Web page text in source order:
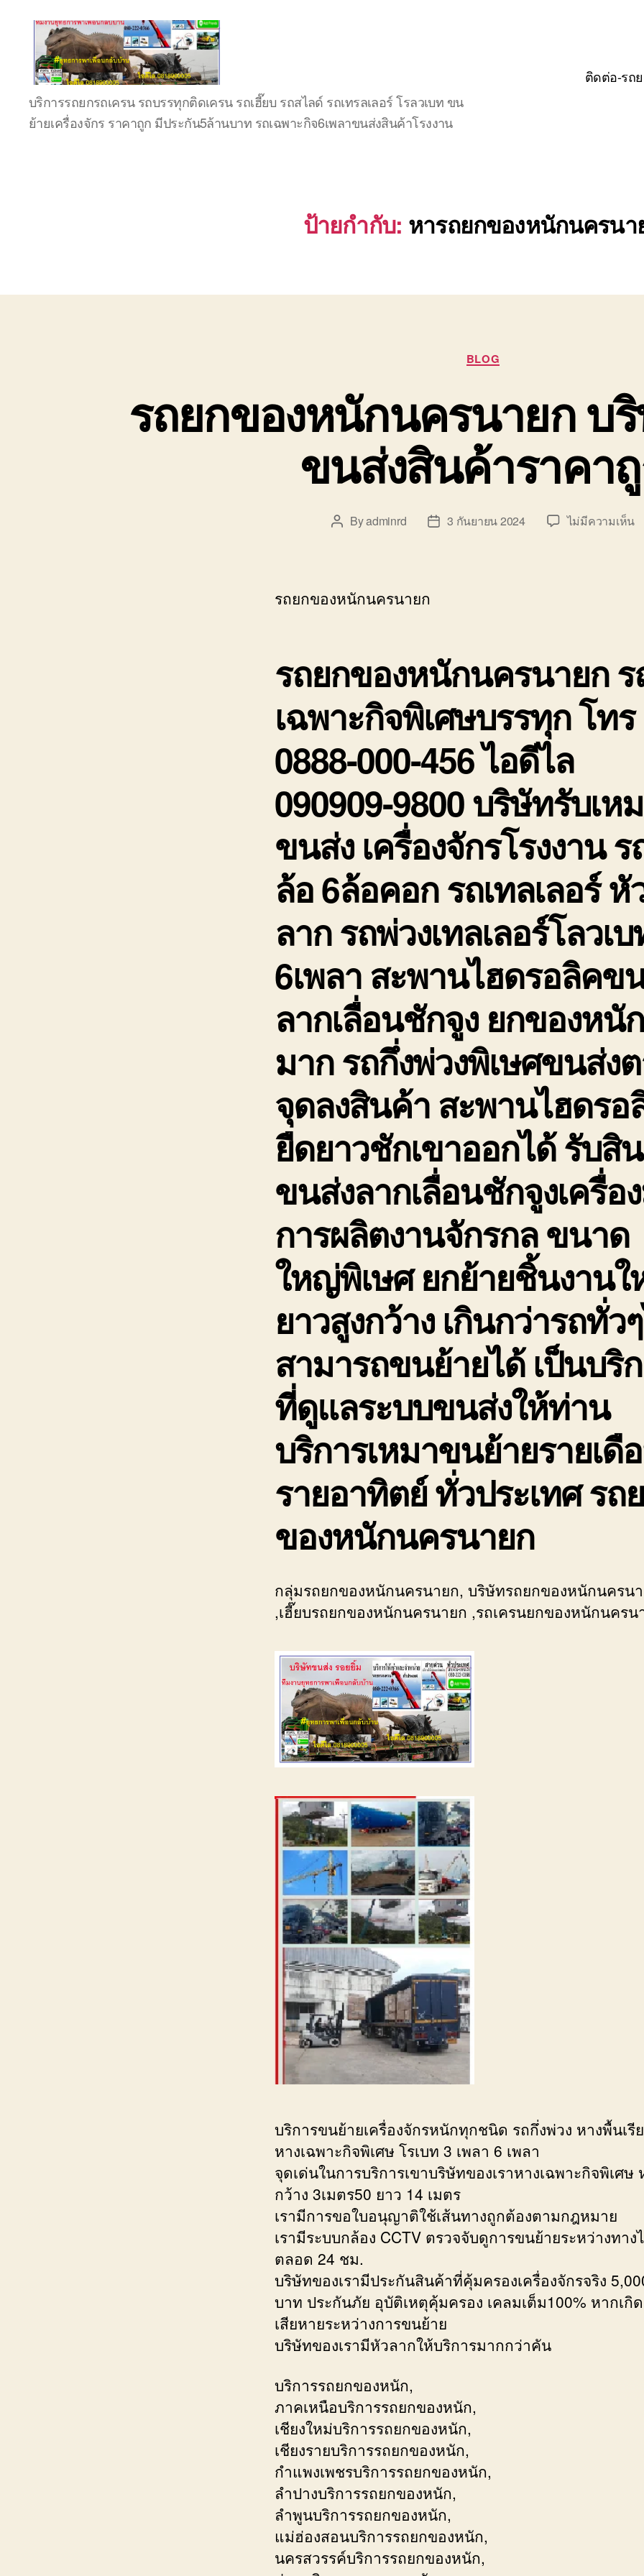
บริษัท
รถ
บรรทุก
รับจ้าง
บริการรถยกรถเครน รถบรรทุกติดเครน รถเฮี๊ยบ รถสไลด์ รถเทรลเลอร์ โรลวเบท ขน
ย้ายเครื่องจักร ราคาถูก มีประกัน5ล้านบาท รถเฉพาะกิจ6เพลาขนส่งสินค้าโรงงาน
ติดต่อ-รถ
ป้ายกำกับ: หารถยกของหนักนครนา
Categories
BLOG
รถยกของหนักนครนายก บ
ขนส่งสินค้าราคา
PostByadminrd
Post3 กันยายน 2024 ไม่มีความเห็น
ข
ร
รถยกของหนักนครนายก
รถยกของหนักนครนายก ร
เฉพาะกิจพิเศษบรรทุก โทร
0888-000-456 ไอดีไล
090909-9800 บริษัทรับเห
ขนส่ง เครื่องจักรโรงงาน
ล้อ 6ล้อคอก รถเทลเลอร์ หั
ลาก รถพ่วงเทลเลอร์โลวเ
6เพลา สะพานไฮดรอลิคข
ลากเลื่อนชักจูง ยกของหนัก
มาก รถกึ่งพ่วงพิเษศขนส่ง
จุดลงสินค้า สะพานไฮดรอ
ยืดยาวชักเขาออกได้ รับสิ
ขนส่งลากเลื่อนชักจูงเครื่อ
การผลิตงานจักรกล ขนาด
ใหญ่พิเษศ ยกย้ายชิ้นงาน
ยาวสูงกว้าง เกินกว่ารถทั่ว
สามารถขนย้ายได้ เป็นบริ
ที่ดูแลระบบขนส่งให้ท่าน
บริการเหมาขนย้ายรายเดื
รายอาทิตย์ ทั่วประเทศ รถ
ของหนักนครนายก
กลุ่มรถยกของหนักนครนายก, บริษัทรถยกของหนักนครน
,เฮี๊ยบรถยกของหนักนครนายก ,รถเครนยกของหนักนครน
บริการขนย้ายเครื่องจักรหนักทุกชนิด รถกึ่งพ่วง หางพื้นเรี
หางเฉพาะกิจพิเศษ โรเบท 3 เพลา 6 เพลา
จุดเด่นในการบริการเขาบริษัทของเราหางเฉพาะกิจพิเศษ
กว้าง 3เมตร50 ยาว 14 เมตร
เรามีการขอใบอนุญาติใช้เส้นทางถูกต้องตามกฎหมาย
เรามีระบบกล้อง CCTV ตรวจจับดูการขนย้ายระหว่างทาง
ตลอด 24 ชม.
บริษัทของเรามีประกันสินค้าที่คุ้มครองเครื่องจักรจริง
บาท ประกันภัย อุบัติเหตุคุ้มครอง เคลมเต็ม100% หากเกิ
เสียหายระหว่างการขนย้าย
บริษัทของเรามีหัวลากให้บริการมากกว่าคัน
บริการรถยกของหนัก,
ภาคเหนือบริการรถยกของหนัก,
เชียงใหม่บริการรถยกของหนัก,
เชียงรายบริการรถยกของหนัก,
กำแพงเพชรบริการรถยกของหนัก,
ลำปางบริการรถยกของหนัก,
ลำพูนบริการรถยกของหนัก,
แม่ฮ่องสอนบริการรถยกของหนัก,
นครสวรรค์บริการรถยกของหนัก,